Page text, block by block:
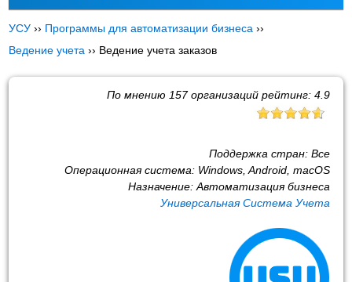
УСУ ›› Программы для автоматизации бизнеса ››
Ведение учета ›› Ведение учета заказов
По мнению 157организаций рейтинг: 4.9
Поддержка стран: Все
Операционная система: Windows, Android, macOS
Назначение: Автоматизация бизнеса
Универсальная Система Учета